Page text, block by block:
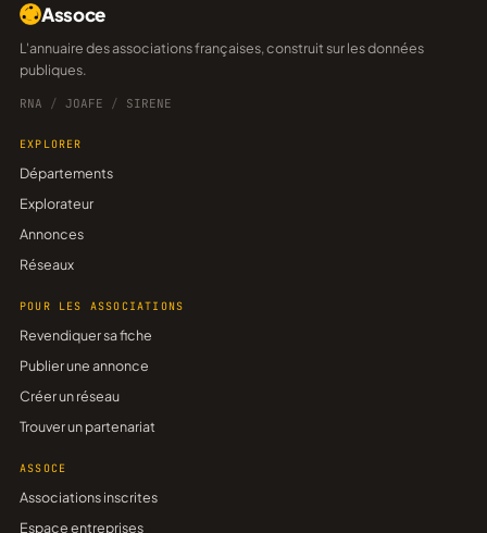
Assoce
L'annuaire des associations françaises, construit sur les données
publiques.
RNA / JOAFE / SIRENE
EXPLORER
Départements
Explorateur
Annonces
Réseaux
POUR LES ASSOCIATIONS
Revendiquer sa fiche
Publier une annonce
Créer un réseau
Trouver un partenariat
ASSOCE
Associations inscrites
Espace entreprises